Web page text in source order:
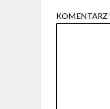
KOMENTARZ